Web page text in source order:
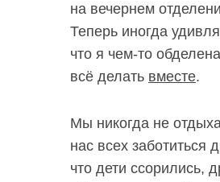
на вечернем
Теперь иногда
что я чем-то
всё делать вместе.
Мы никогда не
нас всех заботиться
что дети ссорились,